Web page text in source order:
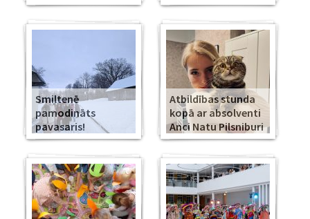
Smiltenē
pamodināts
pavasaris!
Atbildības stunda
kopā ar absolventi
Anci Natu Pilsniburi